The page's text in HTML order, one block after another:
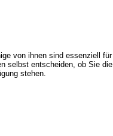
von ihnen sind essenziell
selbst entscheiden, ob Sie
stehen.